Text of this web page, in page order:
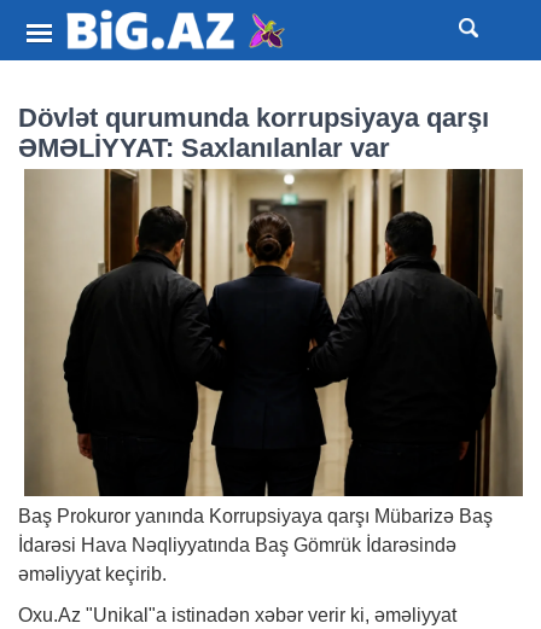
Dövlət qurumunda korrupsiyaya qarşı
ƏMƏLİYYAT: Saxlanılanlar var
Baş Prokuror yanında Korrupsiyaya qarşı Mübarizə Baş
İdarəsi Hava Nəqliyyatında Baş Gömrük İdarəsində
əməliyyat keçirib.
Oxu.Az "Unikal"a istinadən xəbər verir ki, əməliyyat